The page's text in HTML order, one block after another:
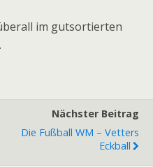
im gutsortierten
Nächster Beitrag
Die Fußball WM – Vetters
Eckball